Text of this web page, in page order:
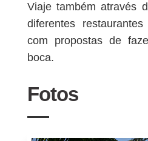
Viaje também através
diferentes
com propostas de
boca.
Fotos